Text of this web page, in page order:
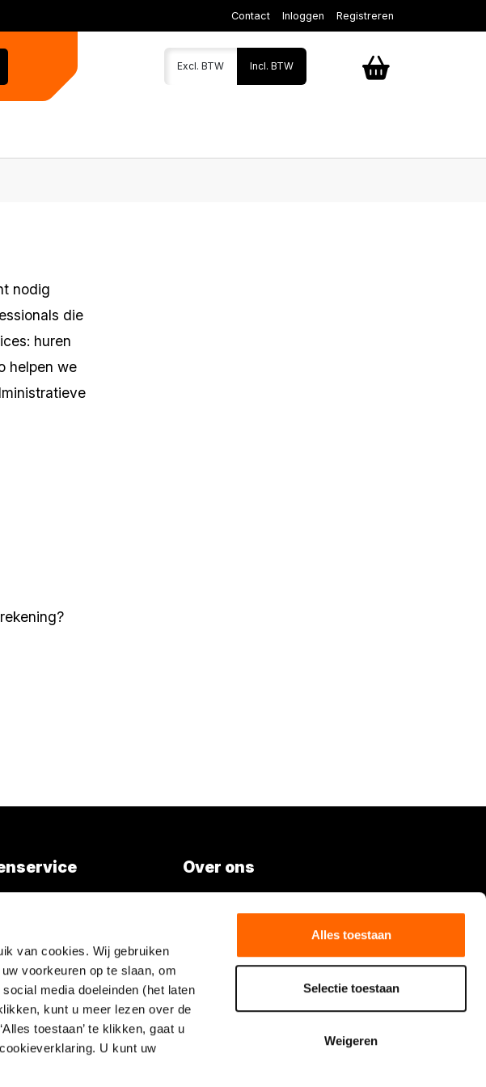
van cookies. Wij gebruiken
voorkeuren op te slaan, om
media doeleinden (het laten
kunt u meer lezen over de
toestaan’ te klikken, gaat u
U kunt uw
Alles toestaan
Selectie toestaan
Weigeren
Contact Inloggen Registreren
Excl. BTW Incl. BTW
nodig
die
huren
helpen we
Over ons
Boels.com
Volg Boels Rental